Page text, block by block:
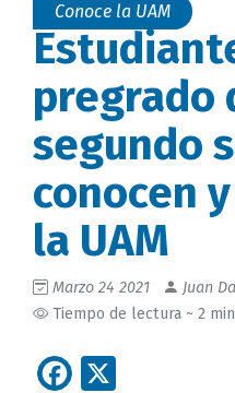
Conoce la UAM
pregrado
segundo
conocen
la UAM
Marzo 24 2021
Juan
Tiempo de lectura ~ 2
Facebook